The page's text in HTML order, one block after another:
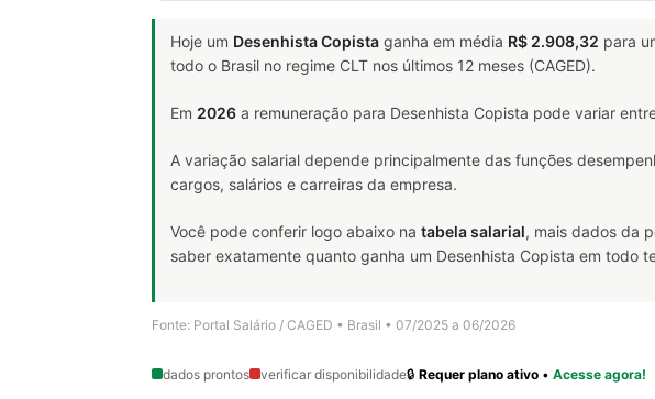
Hoje um Desenhista Copista ganha em média R$ 2.908,32 para
todo o Brasil no regime CLT nos últimos 12 meses (CAGED).
Em 2026 a remuneração para Desenhista Copista pode variar
A variação salarial depende principalmente das funções
cargos, salários e carreiras da empresa.
Você pode conferir logo abaixo na tabela salarial, mais dados da
saber exatamente quanto ganha um Desenhista Copista em todo
Fonte: Portal Salário / CAGED • Brasil • 07/2025 a 06/2026
dados prontos verificar disponibilidade🔒 Requer plano ativo • Acesse agora!